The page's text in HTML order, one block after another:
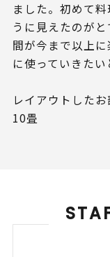
ました。初めて
うに見えたのが
間が今まで以上
に使っていきたい
レイアウトしたお
10畳